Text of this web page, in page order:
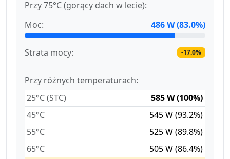
Przy 75°C (gorący dach w lecie):
Moc:
486 W (83.0%)
Strata mocy: -17.0%
Przy różnych temperaturach:
25°C (STC)
585 W (100%)
45°C
545 W (93.2%)
55°C
525 W (89.8%)
65°C
505 W (86.4%)